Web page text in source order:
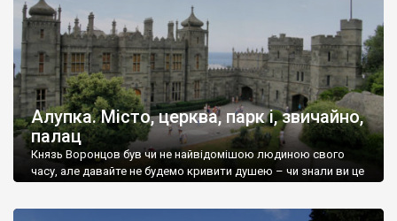
Алупка. Місто, церква, парк і, звичайно,
палац
Князь Воронцов був чи не найвідомішою людиною свого
часу, але давайте не будемо кривити душею – чи знали ви це